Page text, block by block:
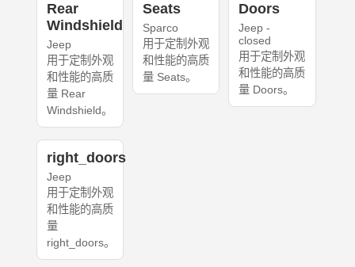
Rear
Windshield
Jeep
用于定制外观
和性能的高质
量 Rear
Windshield。
Seats
Sparco
用于定制外观
和性能的高质
量 Seats。
Doors
Jeep -
closed
用于定制外观
和性能的高质
量 Doors。
right_doors
Jeep
用于定制外观
和性能的高质
量
right_doors。